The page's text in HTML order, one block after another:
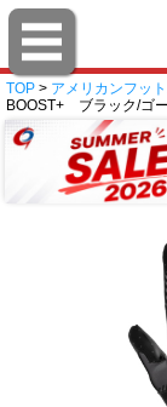
TOP > アメリカンフッ
BOOST+ ブラック/ゴ